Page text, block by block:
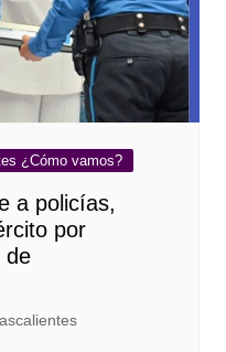
¿Cómo vamos?
a policías,
por
de